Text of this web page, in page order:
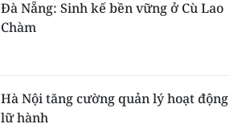
Đà Nẵng: Sinh kế bền vững ở Cù Lao
Chàm
Hà Nội tăng cường quản lý hoạt động
lữ hành